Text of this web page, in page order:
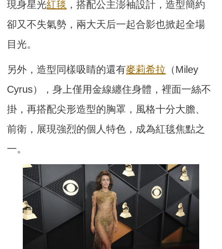
現身星光紅毯 ，搭配公主澎袖設計，造型簡約
卻又不失氣勢，兩大天后一起合影也掀起全場
目光。
另外，造型同樣吸睛的還有麥莉希拉 （Miley
Cyrus），身上僅用金線纏住身體，裡面一絲不
掛，再搭配尖形造型的胸罩，風格十分大膽、
前衛，展現強烈的個人特色，成為紅毯焦點之
一。